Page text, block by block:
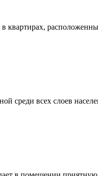
квартирах,
среди всех слоев